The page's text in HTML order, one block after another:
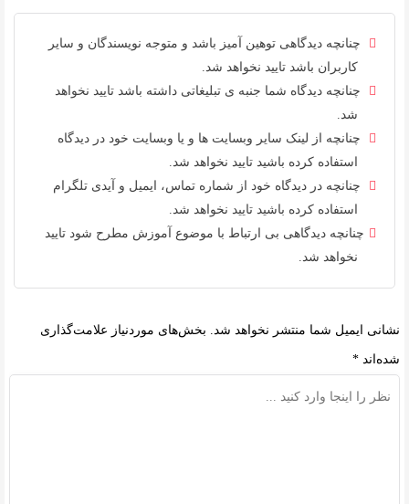
چنانچه دیدگاهی توهین آمیز باشد و متوجه نویسندگان و سایر
کاربران باشد تایید نخواهد شد.
چنانچه دیدگاه شما جنبه ی تبلیغاتی داشته باشد تایید نخواهد
شد.
چنانچه از لینک سایر وبسایت ها و یا وبسایت خود در دیدگاه
استفاده کرده باشید تایید نخواهد شد.
چنانچه در دیدگاه خود از شماره تماس، ایمیل و آیدی تلگرام
استفاده کرده باشید تایید نخواهد شد.
چنانچه دیدگاهی بی ارتباط با موضوع آموزش مطرح شود تایید
نخواهد شد.
نشانی ایمیل شما منتشر نخواهد شد. بخش‌های موردنیاز علامت‌گذاری
شده‌اند *